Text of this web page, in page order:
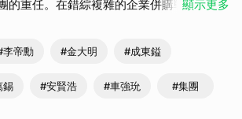
的重任。在錯綜複雜的企業併購戰場上，
顯示更多
李帝勳 #金大明 #成東鎰
錫 #安賢浩 #車強玧 #集團